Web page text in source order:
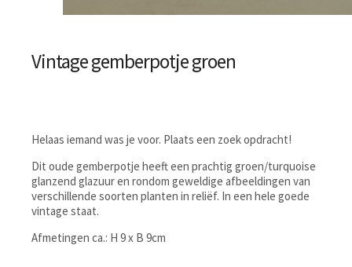
Vintage gemberpotje groen
Helaas iemand was je voor. Plaats een zoek opdracht!
Dit oude gemberpotje heeft een prachtig groen/turquoise
glanzend glazuur en rondom geweldige afbeeldingen van
verschillende soorten planten in reliëf. In een hele goede
vintage staat.
Afmetingen ca.: H 9 x B 9cm